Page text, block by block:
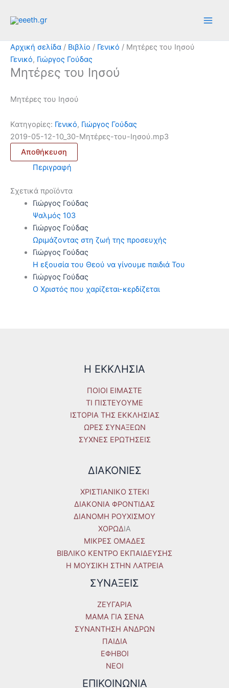
στο
Αρχική σελίδα / Βιβλίο / Γενικό / Μητέρες του Ιησού
Γενικό, Γιώργος Γούδας
Μητέρες του Ιησού
Μητέρες του Ιησού
Κατηγορίες: Γενικό, Γιώργος Γούδας
2019-05-12-10_30-Μητέρες-του-Ιησού.mp3
Αποθήκευση
Περιγραφή
Σχετικά προϊόντα
Γιώργος Γούδας
Ψαλμός 103
Γιώργος Γούδας
Ωριμάζοντας στη ζωή της προσευχής
Γιώργος Γούδας
Η εξουσία του Θεού να γίνουμε παιδιά Του
Γιώργος Γούδας
Ο Χριστός που χαρίζεται-κερδίζεται
Η ΕΚΚΛΗΣΙΑ
ΠΟΙΟΙ ΕΙΜΑΣΤΕ
ΤΙ ΠΙΣΤΕΥΟΥΜΕ
ΙΣΤΟΡΙΑ ΤΗΣ ΕΚΚΛΗΣΙΑΣ
ΩΡΕΣ ΣΥΝΑΞΕΩΝ
ΣΥΧΝΕΣ ΕΡΩΤΗΣΕΙΣ
ΔΙΑΚΟΝΙΕΣ
ΧΡΙΣΤΙΑΝΙΚΟ ΣΤΕΚΙ
ΔΙΑΚΟΝΙΑ ΦΡΟΝΤΙΔΑΣ
ΔΙΑΝΟΜΗ ΡΟΥΧΙΣΜΟΥ
ΧΟΡΩΔIA
ΜΙΚΡΕΣ ΟΜΑΔΕΣ
ΒΙΒΛΙΚΟ ΚΕΝΤΡΟ ΕΚΠΑΙΔΕΥΣΗΣ
Η ΜΟΥΣΙΚΗ ΣΤΗΝ ΛΑΤΡΕΙΑ
ΣΥΝΑΞΕΙΣ
ΖΕΥΓΑΡΙΑ
ΜΑΜΑ ΓΙΑ ΣΕΝΑ
ΣΥΝΑΝΤΗΣΗ ΑΝΔΡΩΝ
ΠΑΙΔΙΑ
ΕΦΗΒΟΙ
ΝΕΟΙ
ΕΠΙΚΟΙΝΩΝΙΑ